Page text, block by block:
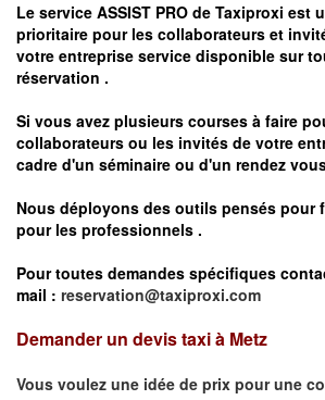
Le service ASSIST PRO de Taxiproxi est
prioritaire pour les collaborateurs et
votre entreprise service disponible sur
réservation .
Si vous avez plusieurs courses à faire
collaborateurs ou les invités de votre
cadre d'un séminaire ou d'un rendez
Nous déployons des outils pensés pour
pour les professionnels .
Pour toutes demandes spécifiques
mail : reservation@taxiproxi.com
Demander un devis taxi à Metz
Vous voulez une idée de prix pour une